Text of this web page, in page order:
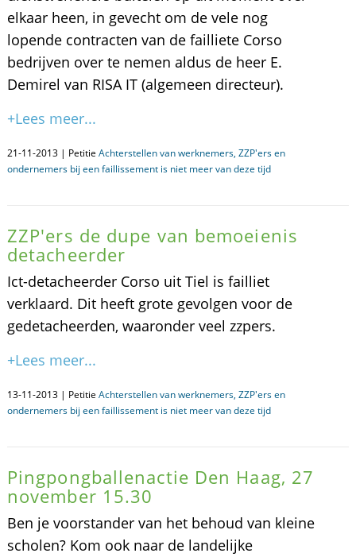
elkaar heen, in gevecht om de vele nog
lopende contracten van de failliete Corso
bedrijven over te nemen aldus de heer E.
Demirel van RISA IT (algemeen directeur).
+Lees meer...
21-11-2013 | Petitie Achterstellen van werknemers, ZZP'ers en
ondernemers bij een faillissement is niet meer van deze tijd
ZZP'ers de dupe van bemoeienis
detacheerder
Ict-detacheerder Corso uit Tiel is failliet
verklaard. Dit heeft grote gevolgen voor de
gedetacheerden, waaronder veel zzpers.
+Lees meer...
13-11-2013 | Petitie Achterstellen van werknemers, ZZP'ers en
ondernemers bij een faillissement is niet meer van deze tijd
Pingpongballenactie Den Haag, 27
november 15.30
Ben je voorstander van het behoud van kleine
scholen? Kom ook naar de landelijke